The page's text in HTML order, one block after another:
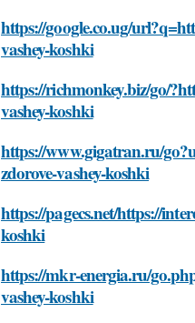
https://google.co.ug/
vashey-koshki
https://richmonkey.biz/go/
vashey-koshki
https://www.gigatran.ru/
zdorove-vashey-koshki
https://pagecs.net/https://
koshki
https://mkr-energia.ru/
vashey-koshki